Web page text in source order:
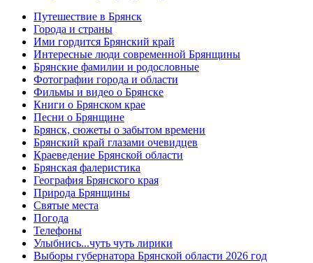
Путешествие в Брянск
Города и страны
Ими гордится Брянский край
Интересные люди современной Брянщины
Брянские фамилии и родословные
Фотографии города и области
Фильмы и видео о Брянске
Книги о Брянском крае
Песни о Брянщине
Брянск, сюжеты о забытом времени
Брянский край глазами очевидцев
Краеведение Брянской области
Брянская фалеристика
География Брянского края
Природа Брянщины
Святые места
Погода
Телефоны
Улыбнись...чуть чуть лирики
Выборы губернатора Брянской области 2026 год